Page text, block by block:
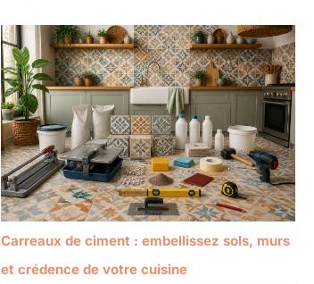
Carreaux de ciment : embellissez sols, murs
et crédence de votre cuisine